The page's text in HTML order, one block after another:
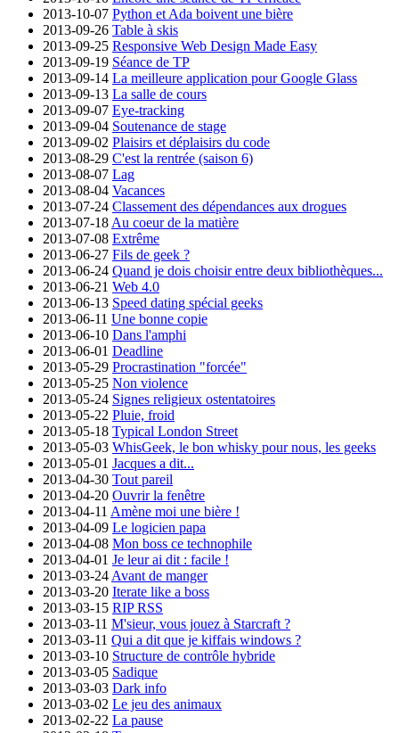
2013-10-07 Python et Ada boivent une bière
2013-09-26 Table à skis
2013-09-25 Responsive Web Design Made Easy
2013-09-19 Séance de TP
2013-09-14 La meilleure application pour Google Glass
2013-09-13 La salle de cours
2013-09-07 Eye-tracking
2013-09-04 Soutenance de stage
2013-09-02 Plaisirs et déplaisirs du code
2013-08-29 C'est la rentrée (saison 6)
2013-08-07 Lag
2013-08-04 Vacances
2013-07-24 Classement des dépendances aux drogues
2013-07-18 Au coeur de la matière
2013-07-08 Extrême
2013-06-27 Fils de geek ?
2013-06-24 Quand je dois choisir entre deux bibliothèques...
2013-06-21 Web 4.0
2013-06-13 Speed dating spécial geeks
2013-06-11 Une bonne copie
2013-06-10 Dans l'amphi
2013-06-01 Deadline
2013-05-29 Procrastination "forcée"
2013-05-25 Non violence
2013-05-24 Signes religieux ostentatoires
2013-05-22 Pluie, froid
2013-05-18 Typical London Street
2013-05-03 WhisGeek, le bon whisky pour nous, les geeks
2013-05-01 Jacques a dit...
2013-04-30 Tout pareil
2013-04-20 Ouvrir la fenêtre
2013-04-11 Amène moi une bière !
2013-04-09 Le logicien papa
2013-04-08 Mon boss ce technophile
2013-04-01 Je leur ai dit : facile !
2013-03-24 Avant de manger
2013-03-20 Iterate like a boss
2013-03-15 RIP RSS
2013-03-11 M'sieur, vous jouez à Starcraft ?
2013-03-11 Qui a dit que je kiffais windows ?
2013-03-10 Structure de contrôle hybride
2013-03-05 Sadique
2013-03-03 Dark info
2013-03-02 Le jeu des animaux
2013-02-22 La pause